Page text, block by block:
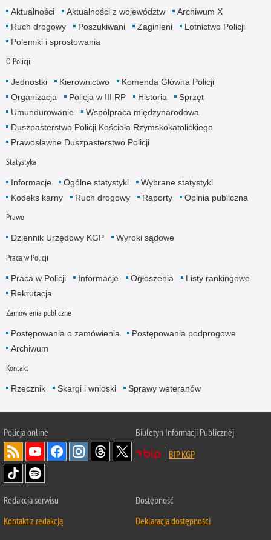
Aktualności Aktualności z województw
Archiwum X
Ruch drogowy
Poszukiwani Zaginieni
Lotnictwo Policji
Polemiki i sprostowania
O Policji
Jednostki Kierownictwo
Komenda Główna Policji
Organizacja
Policja w III RP Historia
Sprzęt
Umundurowanie
Współpraca międzynarodowa
Duszpasterstwo Policji Kościoła Rzymskokatolickiego
Prawosławne Duszpasterstwo Policji
Statystyka
Informacje Ogólne statystyki
Wybrane statystyki
Kodeks karny
Ruch drogowy Raporty Opinia publiczna
Prawo
Dziennik Urzędowy KGP Wyroki sądowe
Praca w Policji
Praca w Policji Informacje Ogłoszenia
Listy rankingowe
Rekrutacja
Zamówienia publiczne
Postępowania o zamówienia
Postępowania podprogowe
Archiwum
Kontakt
Rzecznik Skargi i wnioski Sprawy weteranów
Policjaonline
Biuletyn Informacji Publicznej
BIP KGP
Redakcja serwisu
Kontakt z redakcją
Dostępność
Deklaracja dostępności